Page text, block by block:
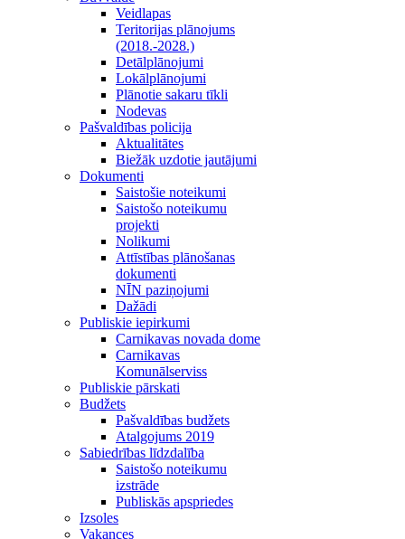
Veidlapas
Teritorijas plānojums
(2018.-2028.)
Detālplānojumi
Lokālplānojumi
Plānotie sakaru tīkli
Nodevas
Pašvaldības policija
Aktualitātes
Biežāk uzdotie jautājumi
Dokumenti
Saistošie noteikumi
Saistošo noteikumu
projekti
Nolikumi
Attīstības plānošanas
dokumenti
NĪN paziņojumi
Dažādi
Publiskie iepirkumi
Carnikavas novada dome
Carnikavas
Komunālserviss
Publiskie pārskati
Budžets
Pašvaldības budžets
Atalgojums 2019
Sabiedrības līdzdalība
Saistošo noteikumu
izstrāde
Publiskās apspriedes
Izsoles
Vakances